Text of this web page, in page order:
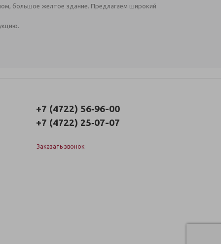
большое желтое здание. Предлагаем широкий
+7 (4722) 56‑96-00
+7 (4722) 25‑07-07
Заказать звонок